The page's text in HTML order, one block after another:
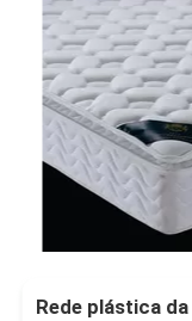
Rede plástica